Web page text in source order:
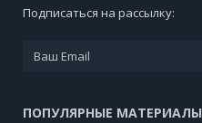
Подписаться на рассылку:
ПОПУЛЯРНЫЕ МАТЕРИАЛЫ